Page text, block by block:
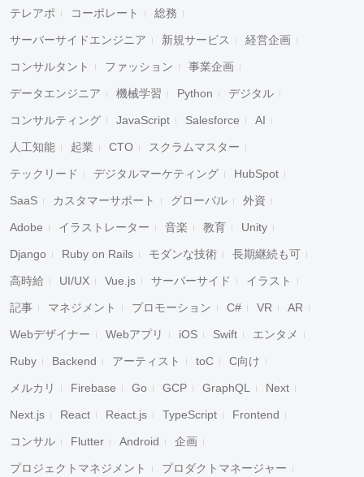
テレアポ コーポレート 総務
サーバーサイドエンジニア 新規サービス 経営企画
コンサルタント ファッション 事業企画
データエンジニア 機械学習 Python デジタル
コンサルティング JavaScript Salesforce AI
人工知能 起業 CTO スクラムマスター
テックリード デジタルマーケティング HubSpot
SaaS カスタマーサポート グローバル 外資
Adobe イラストレーター 音楽 教育 Unity
Django Ruby on Rails モダンな技術 長期継続も可
高時給 UI/UX Vue.js サーバーサイド イラスト
記事 マネジメント プロモーション C# VR AR
Webデザイナー Webアプリ iOS Swift エンタメ
Ruby Backend アーティスト toC C向け
メルカリ Firebase Go GCP GraphQL Next
Next.js React React.js TypeScript Frontend
コンサル Flutter Android 企画
プロジェクトマネジメント プロダクトマネージャー